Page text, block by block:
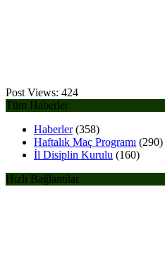
Post Views: 424
Tüm Haberler
Haberler(358)
Haftalık Maç Programı (290)
İl Disiplin Kurulu (160)
Hızlı Bağlantılar